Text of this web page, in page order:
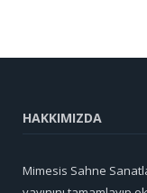
HAKKIMIZDA
Mimesis Sahne